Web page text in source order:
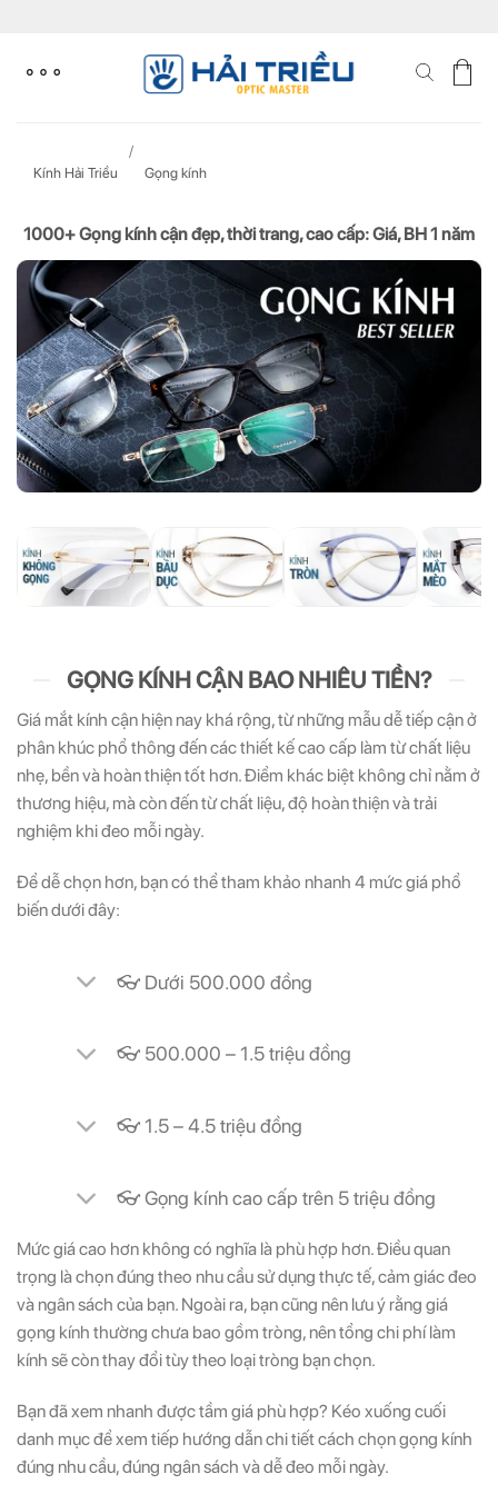
content
Kính Hải Triều Gọng kính
1000+ Gọng kính cận đẹp, thời trang, cao cấp: Giá, BH 1 năm
GỌNG KÍNH CẬN BAO NHIÊU TIỀN?
Giá mắt kính cận hiện nay khá rộng, từ những mẫu dễ tiếp cận ở
phân khúc phổ thông đến các thiết kế cao cấp làm từ chất liệu
nhẹ, bền và hoàn thiện tốt hơn. Điểm khác biệt không chỉ nằm ở
thương hiệu, mà còn đến từ chất liệu, độ hoàn thiện và trải
nghiệm khi đeo mỗi ngày.
Để dễ chọn hơn, bạn có thể tham khảo nhanh 4 mức giá phổ
biến dưới đây:
👓 Dưới 500.000 đồng
👓 500.000 – 1.5 triệu đồng
👓 1.5 – 4.5 triệu đồng
👓 Gọng kính cao cấp trên 5 triệu đồng
Mức giá cao hơn không có nghĩa là phù hợp hơn. Điều quan
trọng là chọn đúng theo nhu cầu sử dụng thực tế, cảm giác đeo
và ngân sách của bạn. Ngoài ra, bạn cũng nên lưu ý rằng giá
gọng kính thường chưa bao gồm tròng, nên tổng chi phí làm
kính sẽ còn thay đổi tùy theo loại tròng bạn chọn.
Bạn đã xem nhanh được tầm giá phù hợp? Kéo xuống cuối
danh mục để xem tiếp hướng dẫn chi tiết cách chọn gọng kính
đúng nhu cầu, đúng ngân sách và dễ đeo mỗi ngày.